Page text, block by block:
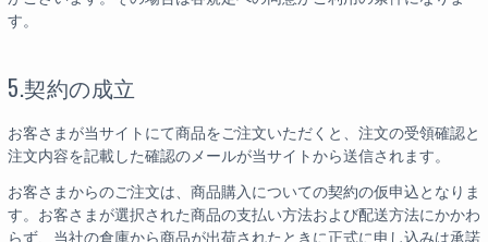
す。
5.契約の成立
お客さまが当サイトにて商品をご注文いただくと、注文の受領確認と
注文内容を記載した確認のメールが当サイトから送信されます。
お客さまからのご注文は、商品購入についての契約の仮申込となりま
す。お客さまが選択された商品の支払い方法および配送方法にかかわ
らず、当社の倉庫から商品が出荷されたときに正式に申し込みは承諾